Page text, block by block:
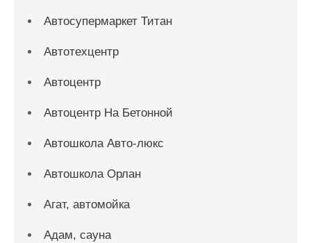
Автосупермаркет Титан
Автотехцентр
Автоцентр
Автоцентр На Бетонной
Автошкола Авто-люкс
Автошкола Орлан
Агат, автомойка
Адам, сауна